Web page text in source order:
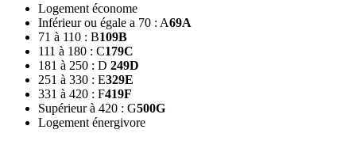
Logement économe
Inférieur ou égale a 70 : A69A
71 à 110 : B109B
111 à 180 : C179C
181 à 250 : D 249D
251 à 330 : E329E
331 à 420 : F419F
Supérieur à 420 : G500G
Logement énergivore